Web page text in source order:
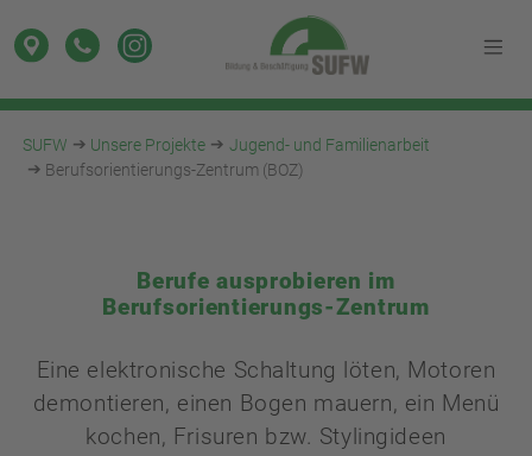
SUFW Unsere Projekte
Jugend- und Familienarbeit
Berufsorientierungs-Zentrum (BOZ)
Berufe ausprobieren im
Berufsorientierungs-Zentrum
Eine elektronische Schaltung löten, Motoren
demontieren, einen Bogen mauern, ein Menü
kochen, Frisuren bzw. Stylingideen